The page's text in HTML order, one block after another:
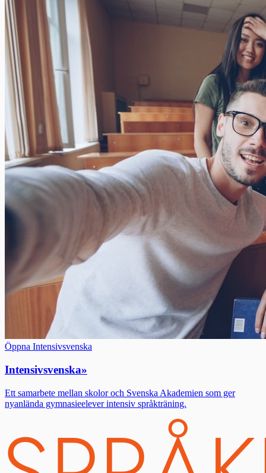
Öppna Intensivsvenska
Intensivsvenska»
Ett samarbete mellan skolor och Svenska Akademien som ger
nyanlända gymnasieelever intensiv språkträning.